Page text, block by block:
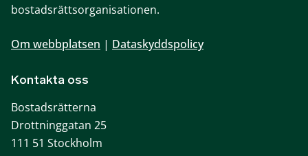
bostadsrättsorganisationen.
Om webbplatsen | Dataskyddspolicy
Kontakta oss
Bostadsrätterna
Drottninggatan 25
111 51 Stockholm